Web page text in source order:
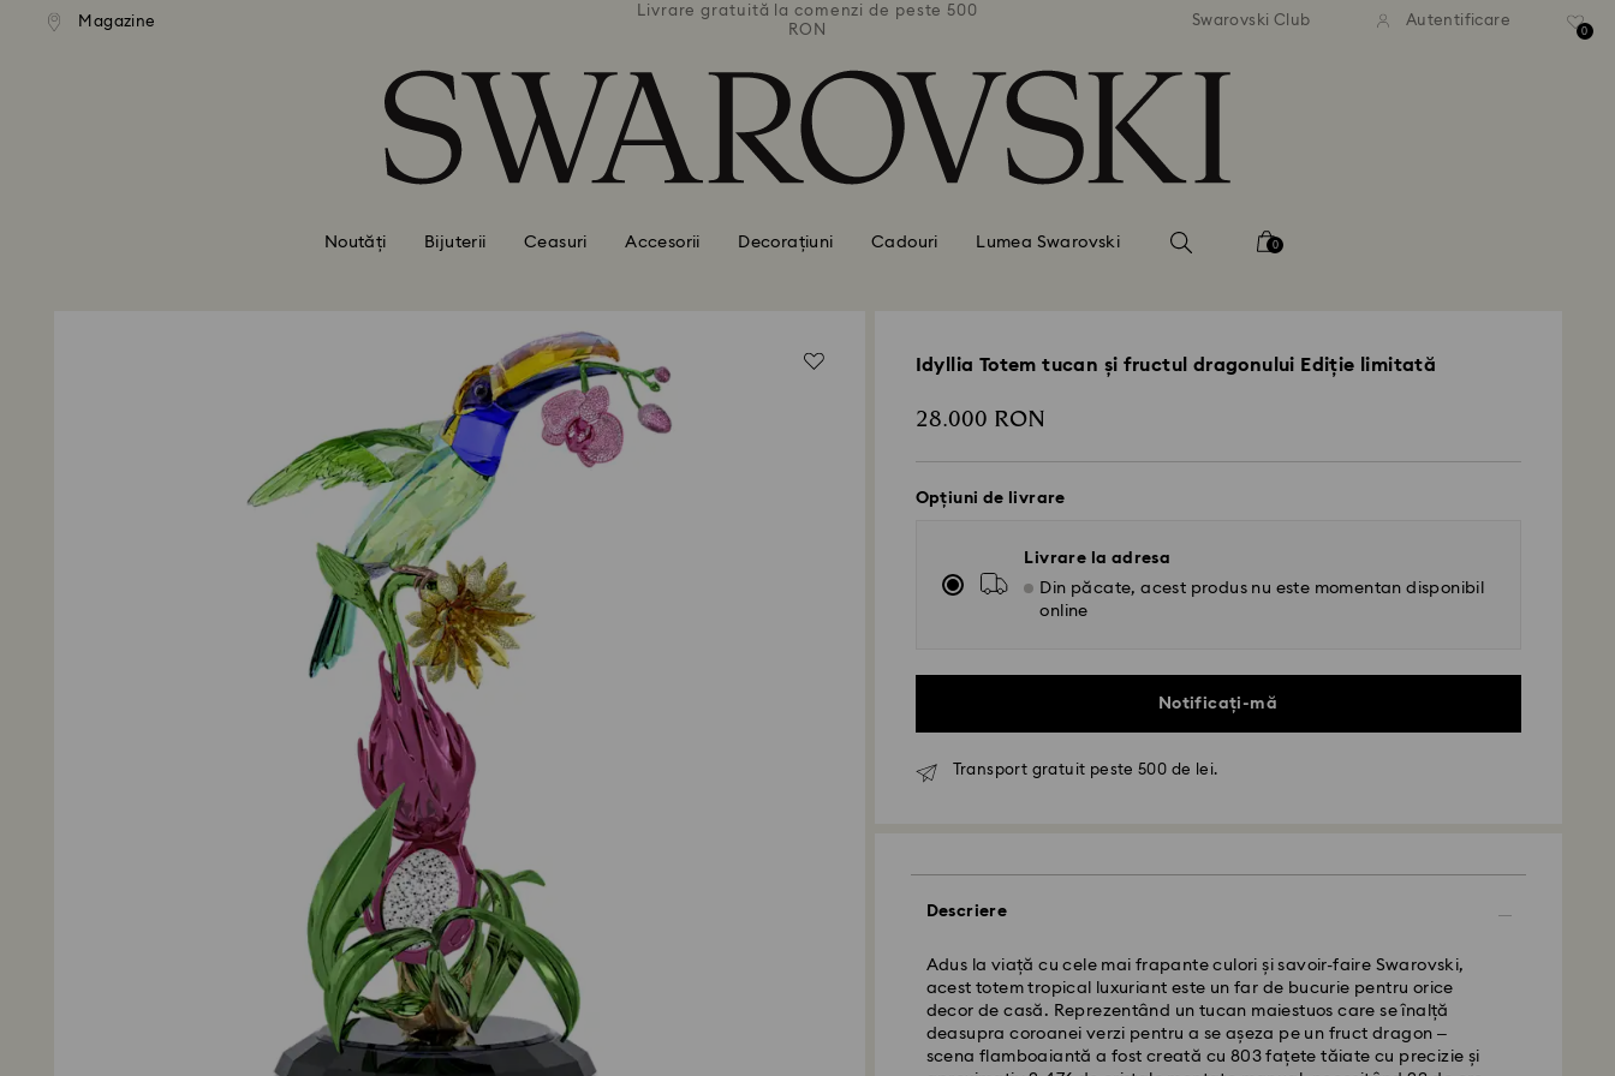
Accesskeys list
Magazine
la comenzi de peste 500
RON
Livrare gratuită la comenzi de peste 500
RON
Livrare gratuită la comenzi de peste 500
Livrare gratuită la comenzi
Swarovski Club Autentificare
0
Noutăți Bijuterii Ceasuri Accesorii Decorațiuni Cadouri Lumea Swarovski 0
Idyllia Totem tucan și fructul dragonului Ediție limitată
28.000 RON
Opțiuni de livrare
Livrare la adresa
Din păcate, acest produs nu este momentan disponibil
online
Notificați-mă
Transport gratuit peste 500 de lei.
Descriere
Adus la viață cu cele mai frapante culori și savoir-faire Swarovski,
acest totem tropical luxuriant este un far de bucurie pentru orice
decor de casă. Reprezentând un tucan maiestuos care se înalță
deasupra coroanei verzi pentru a se așeza pe un fruct dragon –
scena flamboaiantă a fost creată cu 803 fațete tăiate cu precizie și
Comenzile plasate de luni până vineri până la ora 10:00 CET vor fi
procesate și expediate în aceeași zi lucrătoare.
Termen de livrare standard: 4 zile lucrătoare după procesare și